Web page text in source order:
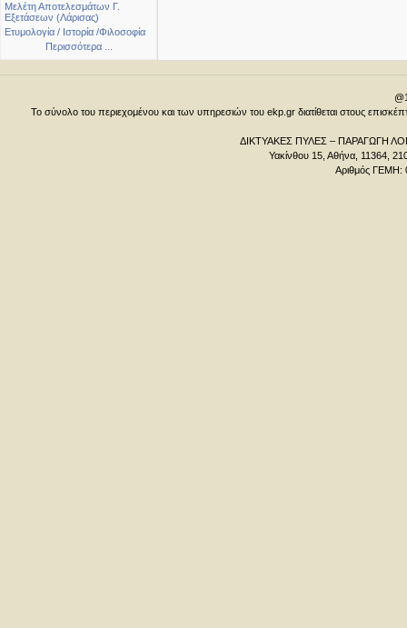
Μελέτη Αποτελεσμάτων Γ.
Εξετάσεων (Λάρισας)
Ετυμολογία / Ιστορία /Φιλοσοφία
Περισσότερα ...
Το σύνολο του περιεχομένου και των υπηρεσιών του ekp.gr διατίθεται στους
ΔΙΚΤΥΑΚΕΣ ΠΥΛΕΣ – ΠΑΡΑΓΩΓΗ
Υακίνθου 15, Αθήνα, 11364,
Αριθμός ΓΕΜΗ: